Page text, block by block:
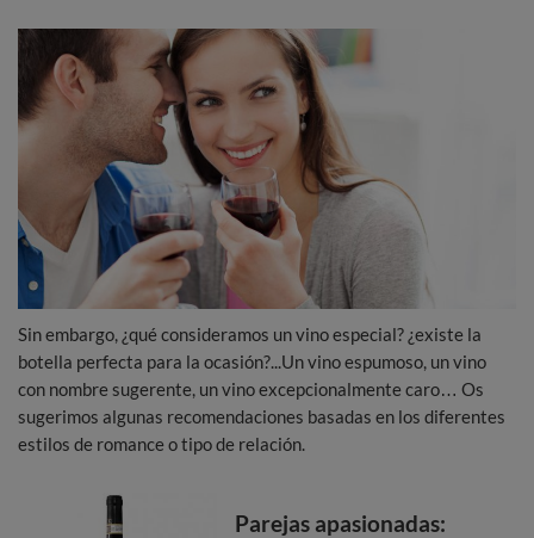
Sin embargo, ¿qué consideramos un vino especial? ¿existe la
botella perfecta para la ocasión?...Un vino espumoso, un vino
con nombre sugerente, un vino excepcionalmente caro… Os
sugerimos algunas recomendaciones basadas en los diferentes
estilos de romance o tipo de relación.
Parejas apasionadas: